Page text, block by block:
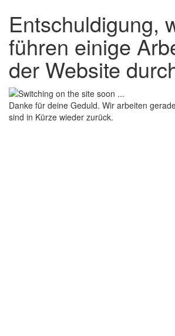
Entschuldigung,
führen einige
der Website
Danke für deine Geduld. Wir arbeiten
sind in Kürze wieder zurück.